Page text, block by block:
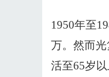
1950年至
万。然而
活至65岁